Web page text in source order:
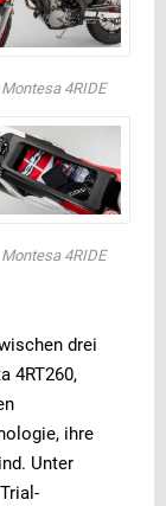
Montesa 4RIDE
Montesa 4RIDE
drei
4RT260,
ihre
Unter